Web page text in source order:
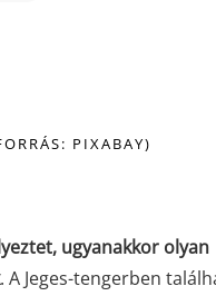
PIXABAY)
ugyanakkor olyan
. A Jeges-tengerben